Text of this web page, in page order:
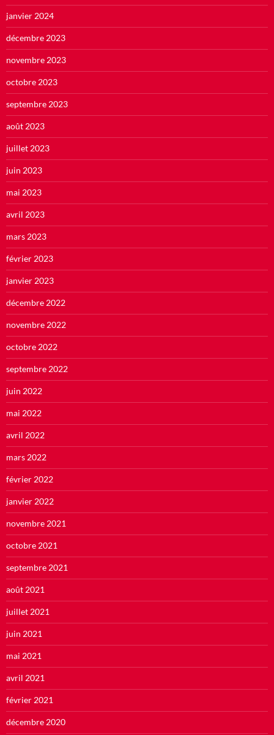
janvier 2024
décembre 2023
novembre 2023
octobre 2023
septembre 2023
août 2023
juillet 2023
juin 2023
mai 2023
avril 2023
mars 2023
février 2023
janvier 2023
décembre 2022
novembre 2022
octobre 2022
septembre 2022
juin 2022
mai 2022
avril 2022
mars 2022
février 2022
janvier 2022
novembre 2021
octobre 2021
septembre 2021
août 2021
juillet 2021
juin 2021
mai 2021
avril 2021
février 2021
décembre 2020